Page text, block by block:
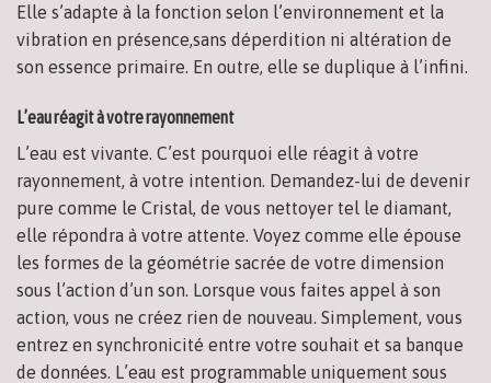
Elle s’adapte à la fonction selon l’environnement et la
vibration en présence,sans déperdition ni altération de
son essence primaire. En outre, elle se duplique à l’infini.
L’eau réagit à votre rayonnement
L’eau est vivante. C’est pourquoi elle réagit à votre
rayonnement, à votre intention. Demandez-lui de devenir
pure comme le Cristal, de vous nettoyer tel le diamant,
elle répondra à votre attente. Voyez comme elle épouse
les formes de la géométrie sacrée de votre dimension
sous l’action d’un son. Lorsque vous faites appel à son
action, vous ne créez rien de nouveau. Simplement, vous
entrez en synchronicité entre votre souhait et sa banque
de données. L’eau est programmable uniquement sous